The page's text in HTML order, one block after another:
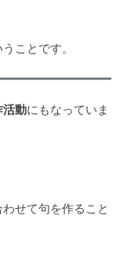
ことです。
動にもなっていま
せて句を作ること